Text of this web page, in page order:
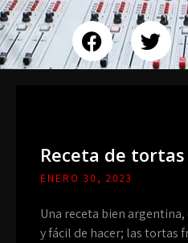
Receta de
ENERO 30, 2023
Una receta bien
y fácil de hacer; las tortas